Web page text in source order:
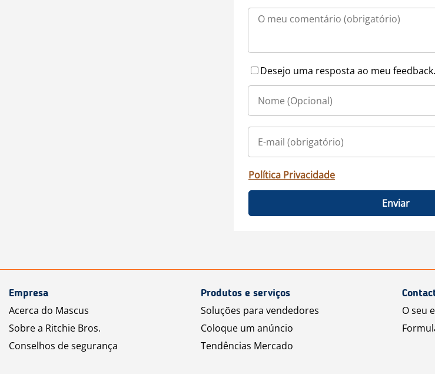
Desejo uma resposta ao meu feedback.
Política Privacidade
Enviar
Empresa
Acerca do Mascus
Sobre a Ritchie Bros.
Conselhos de segurança
Produtos e serviços
Soluções para vendedores
Coloque um anúncio
Tendências Mercado
O seu